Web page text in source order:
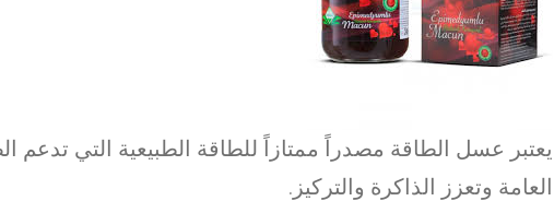
يعتبر عسل الطاقة مصدراً ممتازاً للطاقة الطبيعية التي تدعم
العامة وتعزز الذاكرة والتركيز.